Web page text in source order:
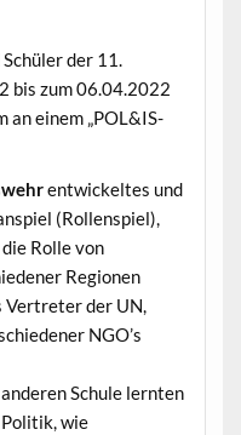
der 11.
bis zum 06.04.2022
an einem „POL&IS-
entwickeltes und
(Rollenspiel),
Rolle von
Regionen
Vertreter der UN,
NGO’s
Schule lernten
wie